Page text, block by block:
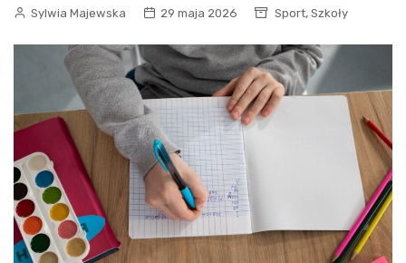
Sylwia Majewska 29 maja 2026 Sport, Szkoły